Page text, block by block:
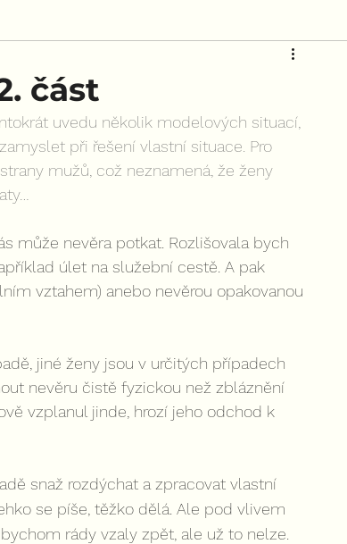
část
uvedu několik modelových situací,
při řešení vlastní situace. Pro
mužů, což neznamená, že ženy
může nevěra potkat. Rozlišovala bych
úlet na služební cestě. A pak
vztahem) anebo nevěrou opakovanou
jiné ženy jsou v určitých případech
nevěru čistě fyzickou než zbláznění
vzplanul jinde, hrozí jeho odchod k
snaž rozdýchat a zpracovat vlastní
se píše, těžko dělá. Ale pod vlivem
rády vzaly zpět, ale už to nelze.